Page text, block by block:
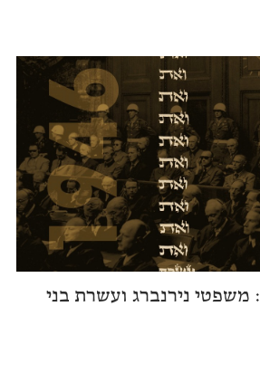
פורים־פסט 1946: משפטי נירנברג ועשרת בני